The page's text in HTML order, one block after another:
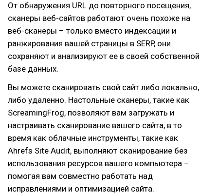
От обнаружения URL до повторного посещения,
сканеры веб-сайтов работают очень похоже на
веб-сканеры – только вместо индексации и
ранжирования вашей страницы в SERP, они
сохраняют и анализируют ее в своей собственной
базе данных.
Вы можете сканировать свой сайт либо локально,
либо удаленно. Настольные сканеры, такие как
ScreamingFrog, позволяют вам загружать и
настраивать сканирование вашего сайта, в то
время как облачные инструменты, такие как
Ahrefs Site Audit, выполняют сканирование без
использования ресурсов вашего компьютера –
помогая вам совместно работать над
исправлениями и оптимизацией сайта.